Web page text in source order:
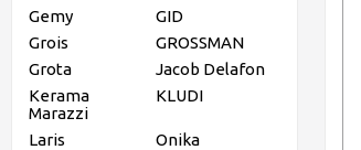
Gemy
GID
Grois
GROSSMAN
Grota
Jacob Delafon
Kerama
Marazzi
KLUDI
Laris
Onika